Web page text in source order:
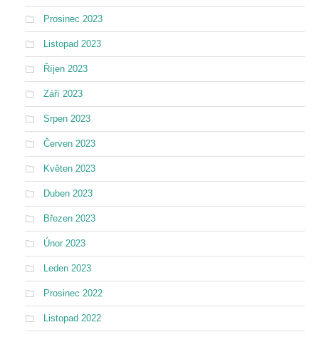
Prosinec 2023
Listopad 2023
Říjen 2023
Září 2023
Srpen 2023
Červen 2023
Květen 2023
Duben 2023
Březen 2023
Únor 2023
Leden 2023
Prosinec 2022
Listopad 2022